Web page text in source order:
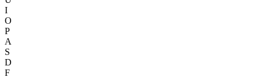
I
O
P
A
S
D
F